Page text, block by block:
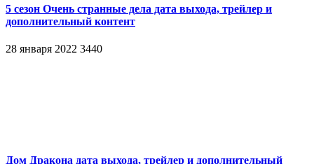
5 сезон Очень странные дела дата выхода, трейлер и
дополнительный контент
28 января 2022 3440
Дом Дракона дата выхода, трейлер и дополнительный